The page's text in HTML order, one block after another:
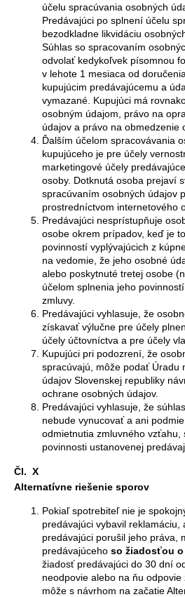
účelu spracúvania osobných
Predávajúci po splnení účelu
bezodkladne likvidáciu
Súhlas so spracovaním
odvolať kedykoľvek písomnou
v lehote 1 mesiaca od
kupujúcim predávajúcemu a
vymazané. Kupujúci má
osobným údajom, právo na
údajov a právo na obmedzenie
Ďalším účelom spracovávania
kupujúceho je pre účely
marketingové účely
osoby. Dotknutá osoba prejaví
spracúvaním osobných údajov
prostredníctvom internetového
Predávajúci nesprístupňuje
osobe okrem prípadov, keď je
povinností vyplývajúcich z
na vedomie, že jeho osobné
alebo poskytnuté tretej osobe
účelom splnenia jeho
zmluvy.
Predávajúci vyhlasuje, že
získavať výlučne pre účely
účely účtovníctva a pre účely
Kupujúci pri podozrení, že
spracúvajú, môže podať Úradu
údajov Slovenskej republiky
ochrane osobných údajov.
Predávajúci vyhlasuje, že
nebude vynucovať a ani
odmietnutia zmluvného vzťahu,
povinnosti ustanovenej
Čl. X
Alternatívne riešenie sporov
Pokiaľ spotrebiteľ nie je
predávajúci vybavil reklamáciu,
predávajúci porušil jeho práva,
predávajúceho so žiadosťou o
žiadosť predávajúci do 30 dní
neodpovie alebo na ňu
môže s návrhom na začatie